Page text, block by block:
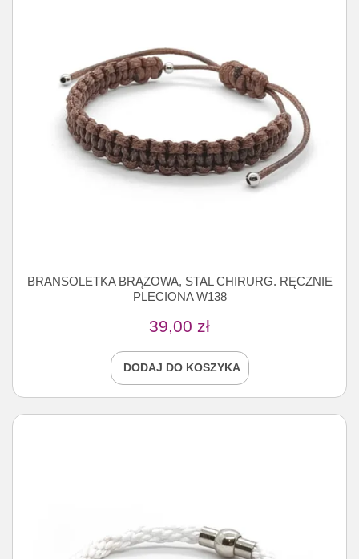
BRANSOLETKA BRĄZOWA, STAL CHIRURG. RĘCZNIE
PLECIONA W138
39,00 zł
DODAJ DO KOSZYKA